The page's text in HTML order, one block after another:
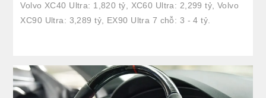
Volvo XC40 Ultra: 1,820 tỷ, XC60 Ultra: 2,299 tỷ, Volvo
XC90 Ultra: 3,289 tỷ, EX90 Ultra 7 chỗ: 3 - 4 tỷ.